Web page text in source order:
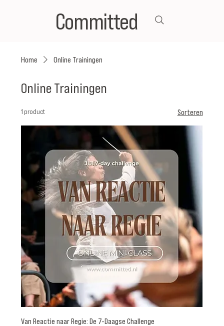
Committed
Home Online Trainingen
Online Trainingen
1 product Sorteren
Van Reactie naar Regie: De 7-Daagse Challenge